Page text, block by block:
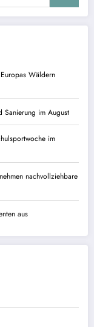
Wäldern
Sanierung im August
im
nachvollziehbare
aus